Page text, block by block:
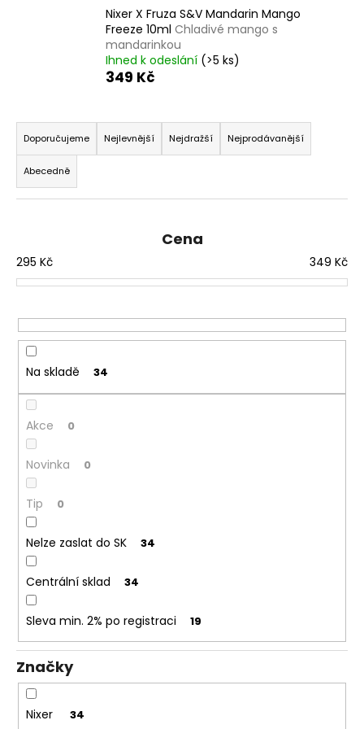
Nixer X Fruza S&V Mandarin Mango
Freeze 10ml Chladivé mango s
mandarinkou
Ihned k odeslání (>5 ks)
349 Kč
Ř
a
z
e
n
r
o
u
k
ů
Doporučujeme Nejlevnější Nejdražší Nejprodávanější
Abecedně
Cena
295 Kč 349 Kč
Na skladě 34
Akce 0
Novinka 0
Tip 0
Nelze zaslat do SK 34
Centrální sklad 34
Sleva min. 2% po registraci 19
Značky
Nixer 34
DEKANG
DESERT
SHIP
10ML
Původně:
195
Kč